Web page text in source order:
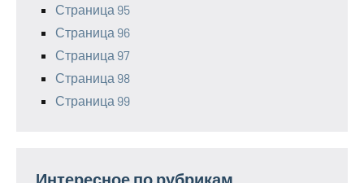
Страница 95
Страница 96
Страница 97
Страница 98
Страница 99
Интересное по рубрикам